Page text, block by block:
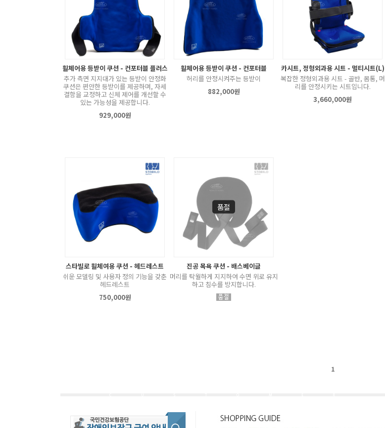
휠체어용 등받이 쿠션 - 컨포터블 플러스
추가 측면 지지대가 있는 등받이 안정화
쿠션은 편안한 등받이를 제공하며, 자세
결함을 교정하고 신체 제어를 개선할 수
있는 가능성을 제공합니다.
929,000원
휠체어용 등받이 쿠션 - 컨포터블
허리를 안정시켜주는 등받이
882,000원
카시트, 정형외과용 시트 - 멀티시트(L)
복잡한 정형외과용 시트 - 골반, 몸통, 머
리를 안정시키는 시트입니다.
3,660,000원
스타빌로 휠체여용 쿠션 - 헤드레스트
쉬운 모델링 및 사용자 정의 기능을 갖춘
헤드레스트
750,000원
진공 목욕 쿠션 - 배스베이글
머리를 탁월하게 지지하여 수면 위로 유지
하고 침수를 방지합니다.
1